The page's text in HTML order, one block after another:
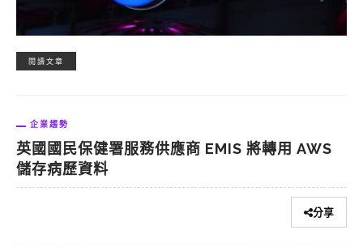
閱讀文章
企業趨勢
英國國民保健署服務供應商 EMIS 將轉用 AWS
儲存病歷資料
分享